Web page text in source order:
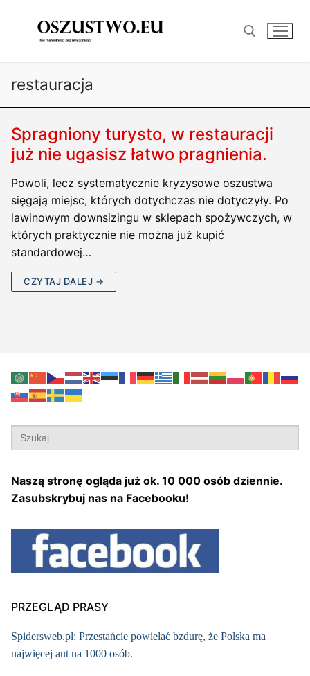
restauracja
Spragniony turysto, w restauracji
już nie ugasisz łatwo pragnienia.
Powoli, lecz systematycznie kryzysowe oszustwa
sięgają miejsc, których dotychczas nie dotyczyły. Po
lawinowym downsizingu w sklepach spożywczych, w
których praktycznie nie można już kupić
standardowej…
CZYTAJ DALEJ →
Search
for:
Naszą stronę ogląda już ok. 10 000 osób dziennie.
Zasubskrybuj nas na Facebooku!
PRZEGLĄD PRASY
Spidersweb.pl: Przestańcie powielać bzdurę, że Polska ma
najwięcej aut na 1000 osób.